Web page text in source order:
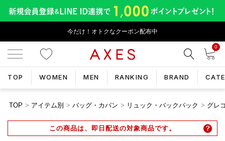
今だけ！オトクなクーポン配布中
0
TOP WOMEN MEN RANKING BRAND
TOP アイテム別 バッグ・カバン リュック・バックパック グレ
この商品は、即日配送の対象商品です。